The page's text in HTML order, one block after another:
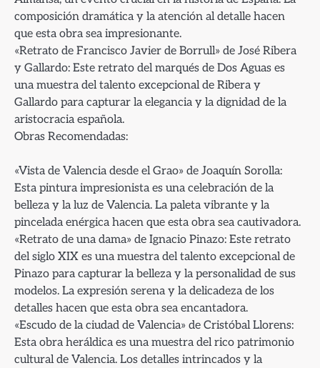
composición dramática y la atención al detalle hacen
que esta obra sea impresionante.
«Retrato de Francisco Javier de Borrull» de José Ribera
y Gallardo: Este retrato del marqués de Dos Aguas es
una muestra del talento excepcional de Ribera y
Gallardo para capturar la elegancia y la dignidad de la
aristocracia española.
Obras Recomendadas:
«Vista de Valencia desde el Grao» de Joaquín Sorolla:
Esta pintura impresionista es una celebración de la
belleza y la luz de Valencia. La paleta vibrante y la
pincelada enérgica hacen que esta obra sea cautivadora.
«Retrato de una dama» de Ignacio Pinazo: Este retrato
del siglo XIX es una muestra del talento excepcional de
Pinazo para capturar la belleza y la personalidad de sus
modelos. La expresión serena y la delicadeza de los
detalles hacen que esta obra sea encantadora.
«Escudo de la ciudad de Valencia» de Cristóbal Llorens:
Esta obra heráldica es una muestra del rico patrimonio
cultural de Valencia. Los detalles intrincados y la